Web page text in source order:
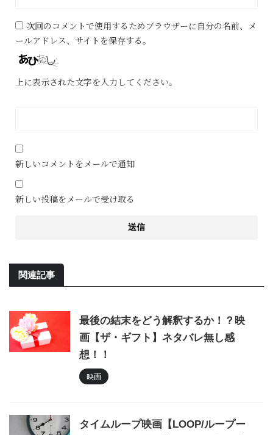
次回のコメントで使用するためブラウザーに自分の名前、メ
ールアドレス、サイトを保存する。
上に表示された文字を入力してください。
新しいコメントをメールで通知
新しい投稿をメールで受け取る
関連記事
最後の結末をどう解釈するか！？映
画【ザ・ギフト】ネタバレ無し感
想！！
映画
タイムループ映画【LOOP/ループー